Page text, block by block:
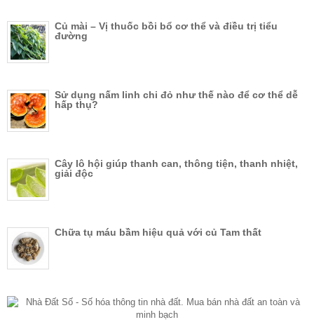
Củ mài – Vị thuốc bồi bổ cơ thể và điều trị tiểu
đường
Sử dụng nấm linh chi đỏ như thế nào để cơ thể dễ
hấp thụ?
Cây lô hội giúp thanh can, thông tiện, thanh nhiệt,
giải độc
Chữa tụ máu bầm hiệu quả với củ Tam thất